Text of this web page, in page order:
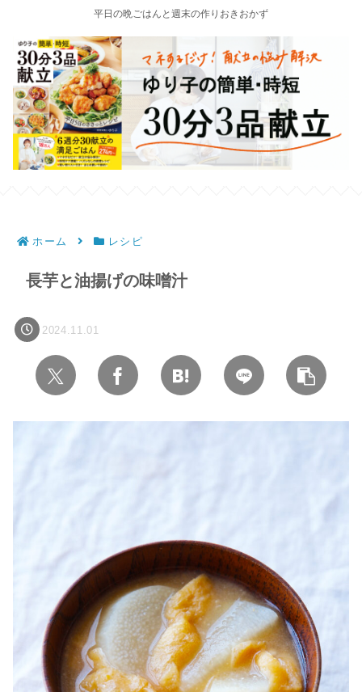
平日の晩ごはんと週末の作りおきおかず
ホーム レシピ
長芋と油揚げの味噌汁
2024.11.01